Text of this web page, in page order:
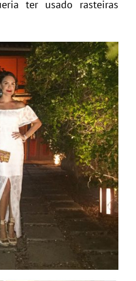
ter usado rasteiras